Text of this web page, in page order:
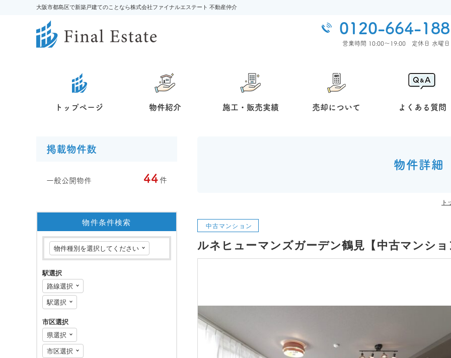
大阪市都島区で新築戸建てのことなら株式会社ファイナルエステート 不動産仲介
0120-664-188
営業時間 10:00〜19:00 定休⽇ ⽔曜⽇
トップページ 物件紹介 施工・販売実績 売却について よくある質問
物件詳細
ト
中古マンション
ルネヒューマンズガーデン鶴見【中古マンシ
掲載物件数
一般公開物件 44 件
物件条件検索
駅選択
市区選択